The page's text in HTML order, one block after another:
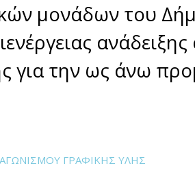
μονάδων του
για την ως άνω
ΓΡΑΦΙΚΗΣ ΥΛΗΣ